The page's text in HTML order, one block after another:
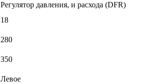
Регулятор давления, и расхода (DFR)
18
280
350
Левое